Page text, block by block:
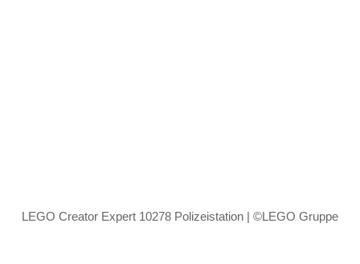
LEGO Creator Expert 10278 Polizeistation | ©LEGO Gruppe